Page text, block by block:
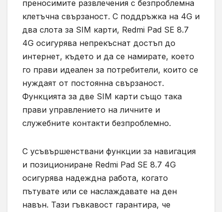
преносимите развлечения с безпроблемна
клетъчна свързаност. С поддръжка на 4G и
два слота за SIM карти, Redmi Pad SE 8.7
4G осигурява непрекъснат достъп до
интернет, където и да се намирате, което
го прави идеален за потребители, които се
нуждаят от постоянна свързаност.
Функцията за две SIM карти също така
прави управлението на личните и
служебните контакти безпроблемно.
С усъвършенствани функции за навигация
и позициониране Redmi Pad SE 8.7 4G
осигурява надеждна работа, когато
пътувате или се наслаждавате на ден
навън. Тази гъвкавост гарантира, че